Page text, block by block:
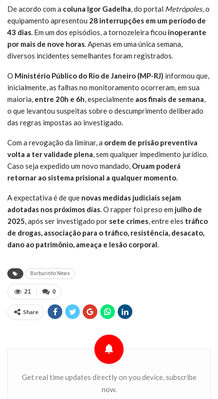
De acordo com a coluna Igor Gadelha, do portal Metrópoles, o
equipamento apresentou 28 interrupções em um período de
43 dias. Em um dos episódios, a tornozeleira ficou inoperante
por mais de nove horas. Apenas em uma única semana,
diversos incidentes semelhantes foram registrados.
O Ministério Público do Rio de Janeiro (MP-RJ) informou que,
inicialmente, as falhas no monitoramento ocorreram, em sua
maioria, entre 20h e 6h, especialmente aos finais de semana,
o que levantou suspeitas sobre o descumprimento deliberado
das regras impostas ao investigado.
Com a revogação da liminar, a ordem de prisão preventiva
volta a ter validade plena, sem qualquer impedimento jurídico.
Caso seja expedido um novo mandado, Oruam poderá
retornar ao sistema prisional a qualquer momento.
A expectativa é de que novas medidas judiciais sejam
adotadas nos próximos dias. O rapper foi preso em julho de
2025, após ser investigado por sete crimes, entre eles tráfico
de drogas, associação para o tráfico, resistência, desacato,
dano ao patrimônio, ameaça e lesão corporal.
Burburinho News
0
21
Share
Get real time updates directly on you device, subscribe
now.